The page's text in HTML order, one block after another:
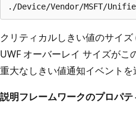
クリティカルしきい値のサイズ
UWF オーバーレイ サイズがこ
重大なしきい値通知イベントを
説明フレームワークのプロパテ